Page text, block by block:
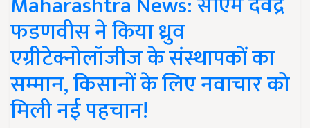
फडणवीस ने किया ध्रुव
एग्रीटेक्नोलॉजीज के संस्थापकों का
सम्मान, किसानों के लिए नवाचार को
मिली नई पहचान!